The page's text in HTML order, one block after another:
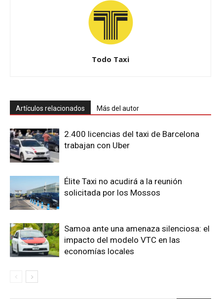
Todo Taxi
Artículos relacionados Más del autor
2.400 licencias del taxi de Barcelona
trabajan con Uber
Élite Taxi no acudirá a la reunión
solicitada por los Mossos
Samoa ante una amenaza silenciosa: el
impacto del modelo VTC en las
economías locales